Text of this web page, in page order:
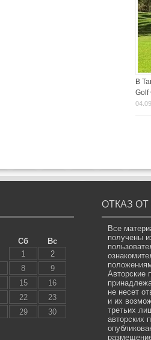
В
Golf
Сб
Вс
1
2
8
9
15
16
22
23
29
30
ОТКАЗ
Все
получены
Авторские
не несет
и их
третьих
авторских